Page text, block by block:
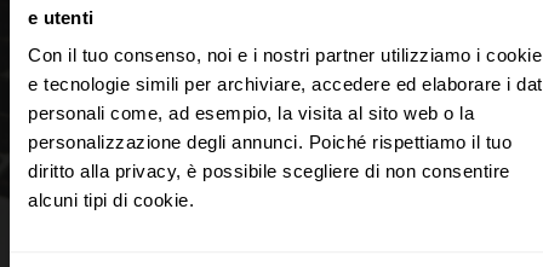
e utenti
Con il tuo consenso, noi e i nostri partner utilizziamo i cookie
e tecnologie simili per archiviare, accedere ed elaborare i
personali come, ad esempio, la visita al sito web o la
personalizzazione degli annunci. Poiché rispettiamo il tuo
diritto alla privacy, è possibile scegliere di non consentire
alcuni tipi di cookie.